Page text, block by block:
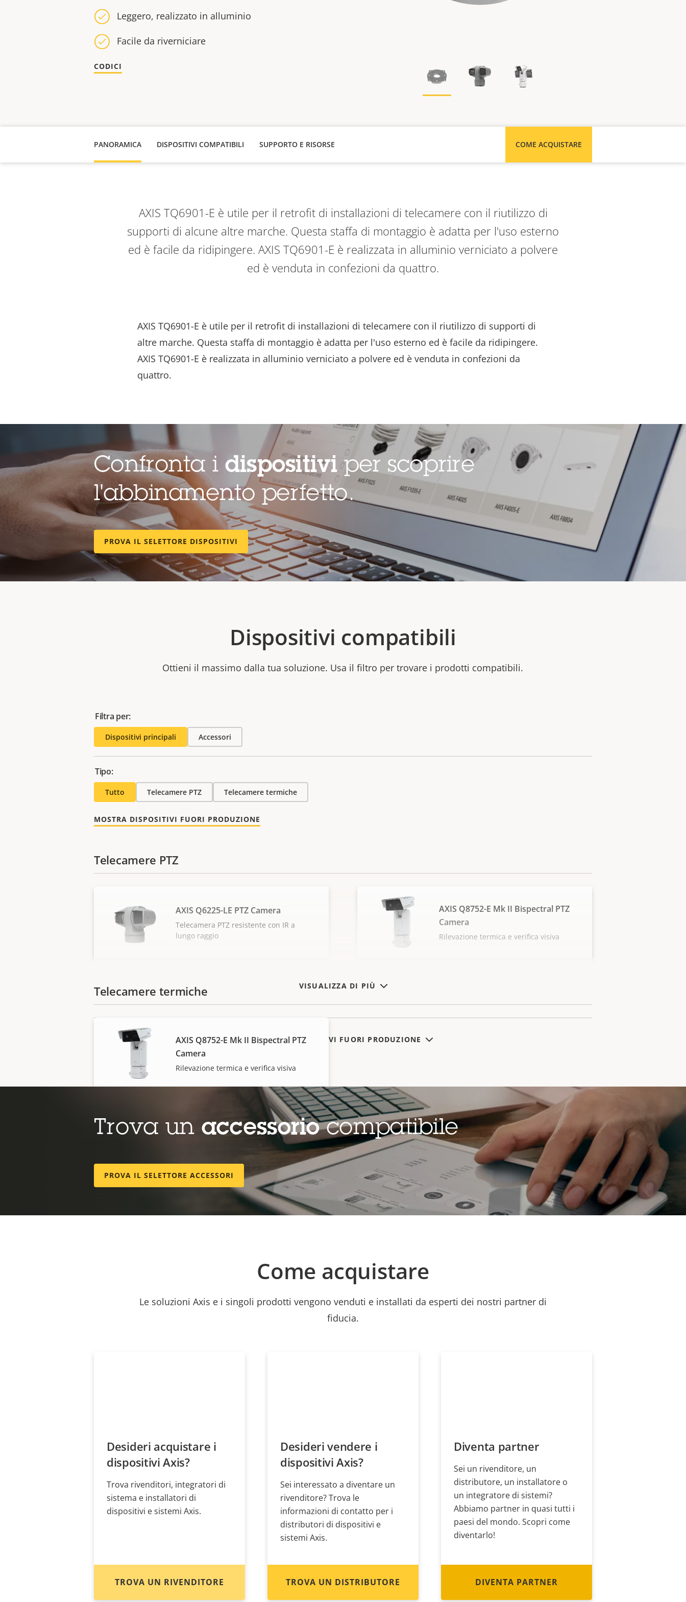
Leggero, realizzato in alluminio
Facile da riverniciare
CODICI
PANORAMICA DISPOSITIVI COMPATIBILI COME ACQUISTARE
SUPPORTO E RISORSE
AXIS TQ6901-E è utile per il retrofit di installazioni di telecamere con il riutilizzo di
supporti di alcune altre marche. Questa staffa di montaggio è adatta per l'uso esterno
ed è facile da ridipingere. AXIS TQ6901-E è realizzata in alluminio verniciato a polvere
ed è venduta in confezioni da quattro.
AXIS TQ6901-E è utile per il retrofit di installazioni di telecamere con il riutilizzo di supporti di
altre marche. Questa staffa di montaggio è adatta per l'uso esterno ed è facile da ridipingere.
AXIS TQ6901-E è realizzata in alluminio verniciato a polvere ed è venduta in confezioni da
quattro.
Confronta i dispositiviper scoprire
l'abbinamento perfetto.
PROVA IL SELETTORE DISPOSITIVI
Dispositivi compatibili
Ottieni il massimo dalla tua soluzione. Usa il filtro per trovare i prodotti compatibili.
Filtra per:
Dispositivi principali Accessori
Tipo:
Tutto Telecamere PTZ Telecamere termiche
MOSTRA DISPOSITIVI FUORI PRODUZIONE
VISUALIZZA DI PIÙ
Telecamere PTZ
AXIS Q6225-LE PTZ Camera
Telecamera PTZ resistente con IR a
lungo raggio
AXIS Q8752-E Mk II Bispectral PTZ
Camera
Rilevazione termica e verifica visiva
Telecamere termiche
AXIS Q8752-E Mk II Bispectral PTZ
Camera
Rilevazione termica e verifica visiva
MOSTRA DISPOSITIVI FUORI PRODUZIONE
Trova un accessoriocompatibile
PROVA IL SELETTORE ACCESSORI
Come acquistare
Le soluzioni Axis e i singoli prodotti vengono venduti e installati da esperti dei nostri partner di
fiducia.
Desideri acquistare i
dispositivi Axis?
Trova rivenditori, integratori di
sistema e installatori di
dispositivi e sistemi Axis.
TROVA UN RIVENDITORE
Desideri vendere i
dispositivi Axis?
Sei interessato a diventare un
rivenditore? Trova le
informazioni di contatto per i
distributori di dispositivi e
sistemi Axis.
TROVA UN DISTRIBUTORE
Diventa partner
Sei un rivenditore, un
distributore, un installatore o
un integratore di sistemi?
Abbiamo partner in quasi tutti i
paesi del mondo. Scopri come
diventarlo!
DIVENTA PARTNER